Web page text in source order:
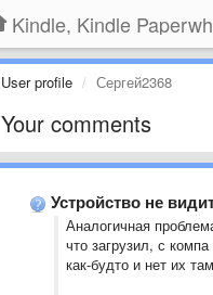
User profile Сергей2368
Your comments
Устройство не
Аналогичная
что загрузил, с
как-будто и нет их